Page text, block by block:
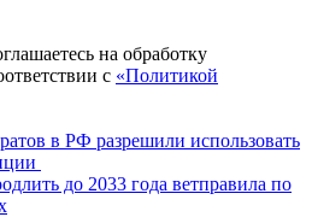
на обработку
с «Политикой
в РФ разрешили использовать
до 2033 года ветправила по